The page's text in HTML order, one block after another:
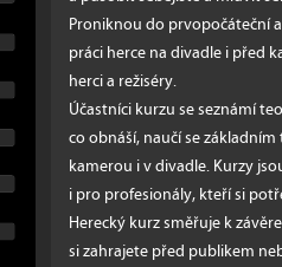
Proniknou do prvopočáteční
práci herce na divadle i před
herci a režiséry.
Účastníci kurzu se seznámí
co obnáší, naučí se
kamerou i v divadle. Kurzy
i pro profesionály, kteří si
Herecký kurz směřuje k
si zahrajete před publikem